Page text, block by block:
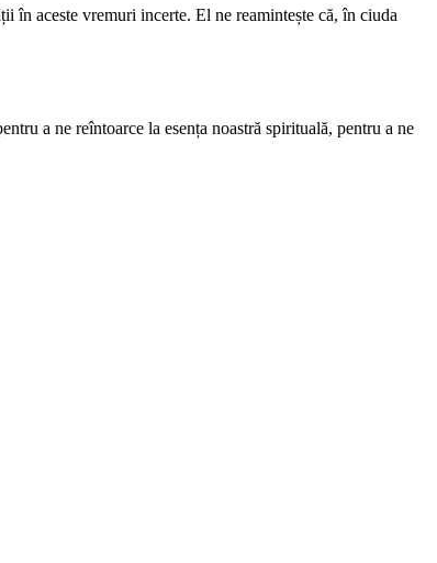
în aceste vremuri incerte. El ne reamintește că, în ciuda
a ne reîntoarce la esența noastră spirituală, pentru a ne